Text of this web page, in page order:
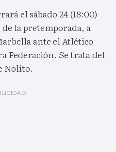
el sábado 24 (18:00)
la pretemporada, a
ante el Atlético
Federación. Se trata del
Nolito.